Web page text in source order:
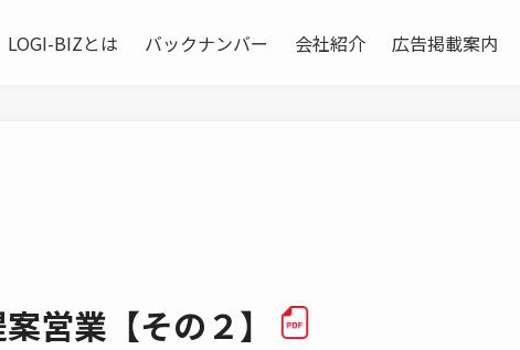
LOGI-BIZとは バックナンバー 会社紹介 広告掲載案内
営業【その２】